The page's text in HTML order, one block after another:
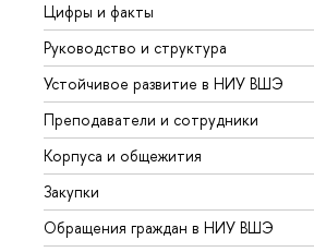
Цифры и факты
Руководство и структура
Устойчивое развитие в НИУ ВШЭ
Преподаватели и сотрудники
Корпуса и общежития
Закупки
Обращения граждан в НИУ ВШЭ